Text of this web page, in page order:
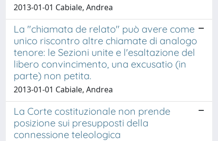
2013-01-01 Cabiale, Andrea
La "chiamata de relato" può avere come
unico riscontro altre chiamate di analogo
tenore: le Sezioni unite e l'esaltazione del
libero convincimento, una excusatio (in
parte) non petita.
2013-01-01 Cabiale, Andrea
La Corte costituzionale non prende
posizione sui presupposti della
connessione teleologica